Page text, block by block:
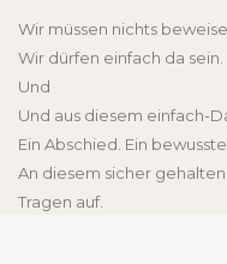
Wir müssen nichts
Wir dürfen einfach da sein.
Und
Und aus diesem einfach-
Ein Abschied. Ein
An diesem sicher
Tragen auf.